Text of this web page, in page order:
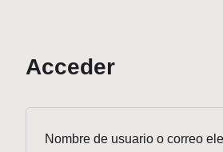
Acceder
Nombre de usuario o correo